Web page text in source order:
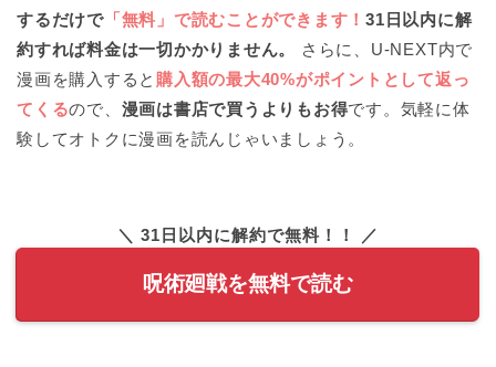
するだけで「無料」で読むことができます！31日以内に解
約すれば料金は一切かかりません。
さらに、U-NEXT内で
漫画を購入すると 購入額の最大40%がポイントとして返っ
てくるので、 漫画は書店で買うよりもお得です。気軽に体
験してオトクに漫画を読んじゃいましょう。
＼ 31日以内に解約で無料！！ ／
呪術廻戦を無料で読む